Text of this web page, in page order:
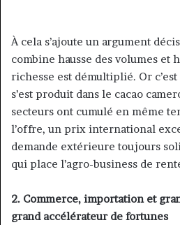
À cela s’ajoute un argument
combine hausse des volumes et
richesse est démultiplié. Or
s’est produit dans le cacao
secteurs ont cumulé en même
l’offre, un prix international
demande extérieure toujours
qui place l’agro-business de
2. Commerce, importation et
grand accélérateur de fortunes